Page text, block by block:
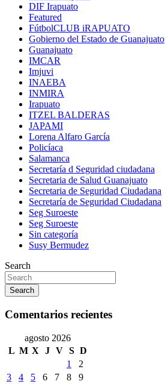
DIF Irapuato
Featured
FútbolCLUB iRAPUATO
Gobierno del Estado de Guanajuato
Guanajuato
IMCAR
Imjuvi
INAEBA
INMIRA
Irapuato
ITZEL BALDERAS
JAPAMI
Lorena Alfaro García
Policíaca
Salamanca
Secretaría d Seguridad ciudadana
Secretaria de Salud Guanajuato
Secretaria de Seguridad Ciudadana
Secretaría de Seguridad Ciudadana
Seg Suroeste
Seg Suroeste
Sin categoría
Susy Bermudez
Search
Search
Comentarios recientes
agosto 2026
L M X J V S D
1
2
3
4 5 6 7 8
9